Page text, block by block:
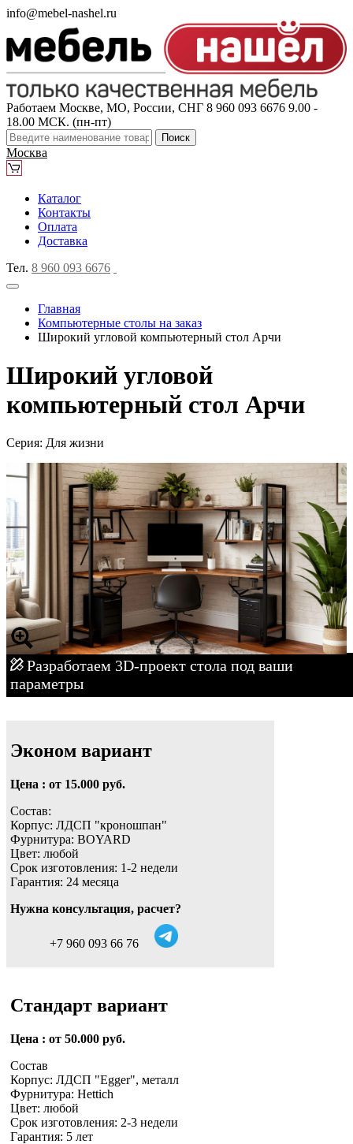
info@mebel-nashel.ru
Работаем Москве, МО, России, СНГ 8 960 093 6676 9.00 -
18.00 МСК. (пн-пт)
Поиск
Москва
Каталог
Контакты
Оплата
Доставка
Тел. 8 960 093 6676
Главная
Компьютерные столы на заказ
Широкий угловой компьютерный стол Арчи
Широкий угловой
компьютерный стол Арчи
Серия: Для жизни
Разработаем 3D-проект стола под ваши
параметры
Эконом вариант
Цена : от 15.000 руб.
Состав:
Корпус: ЛДСП "кроношпан"
Фурнитура: BOYARD
Цвет: любой
Срок изготовления: 1-2 недели
Гарантия: 24 месяца
Нужна консультация, расчет?
+7 960 093 66 76
Стандарт вариант
Цена : от 50.000 руб.
Состав
Корпус: ЛДСП "Egger", металл
Фурнитура: Hettich
Цвет: любой
Срок изготовления: 2-3 недели
Гарантия: 5 лет